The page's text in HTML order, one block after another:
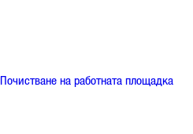
Почистване на работната площадка